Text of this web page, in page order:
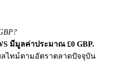
มีมูลค่าประมาณ £0 GBP.
ลไทม์ตามอัตราตลาดปัจจุบัน